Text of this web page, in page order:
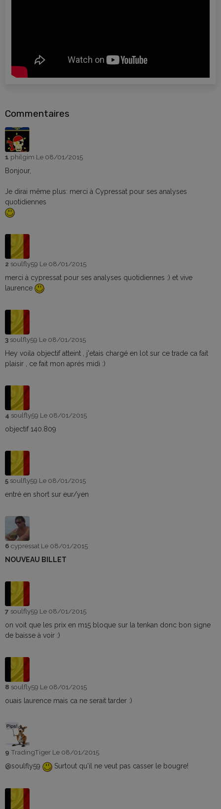
Commentaires
1 philgim Le 08/01/2015
Bonjour,
Je dirai même plus: merci à Cypressat pour ses analyses
quotidiennes
2 soulfly59 Le 08/01/2015
merci à cypressat pour ses analyses quotidiennes :) et vive
laurence
3 soulfly59 Le 08/01/2015
Hey voila objectif atteint , j'etais chargé en lot sur ce trade ca fait
plaisir , ce fait mon aprés midi :)
4 soulfly59 Le 08/01/2015
objectif 140.809
5 soulfly59 Le 08/01/2015
entré en short sur eur/yen
6 cypressat Le 08/01/2015
NOUVEAU BILLET
7 soulfly59 Le 08/01/2015
on voit que les prix en m15 bloque sur la tenkan donc bon signe
de baisse à voir :)
8 soulfly59 Le 08/01/2015
ouais laurence mais ca ne serait tarder :)
9 TradingTiger Le 08/01/2015
@soulfly59
Surtout qu'il ne veut pas casser le bougre!